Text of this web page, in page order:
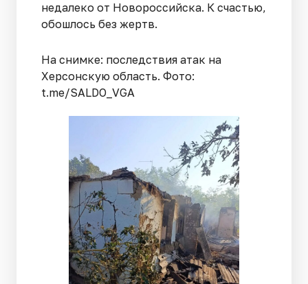
недалеко от Новороссийска. К счастью,
обошлось без жертв.
На снимке: последствия атак на
Херсонскую область. Фото:
t.me/SALDO_VGA